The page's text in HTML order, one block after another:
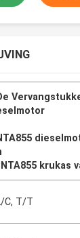
NTA855 krukas
C, T/T